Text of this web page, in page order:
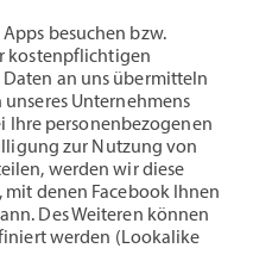
besuchen bzw.
kostenpflichtigen
an uns übermitteln
Unternehmens
Ihre personenbezogenen
zur Nutzung von
werden wir diese
denen Facebook Ihnen
Des Weiteren können
werden (Lookalike